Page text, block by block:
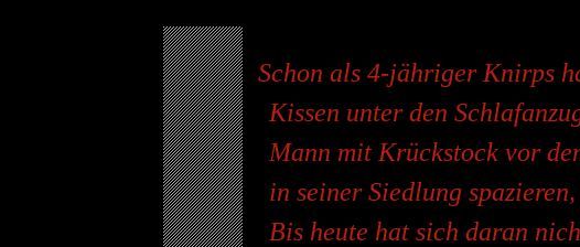
Schon als 4-jähriger Knirps
Kissen unter den
Mann mit Krückstock vor
in seiner Siedlung
Bis heute hat sich daran